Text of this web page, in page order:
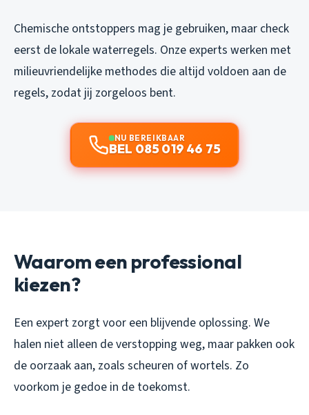
Chemische ontstoppers mag je gebruiken, maar check
eerst de lokale waterregels. Onze experts werken met
milieuvriendelijke methodes die altijd voldoen aan de
regels, zodat jij zorgeloos bent.
NU BEREIKBAAR
BEL 085 019 46 75
Waarom een professional
kiezen?
Een expert zorgt voor een blijvende oplossing. We
halen niet alleen de verstopping weg, maar pakken ook
de oorzaak aan, zoals scheuren of wortels. Zo
voorkom je gedoe in de toekomst.